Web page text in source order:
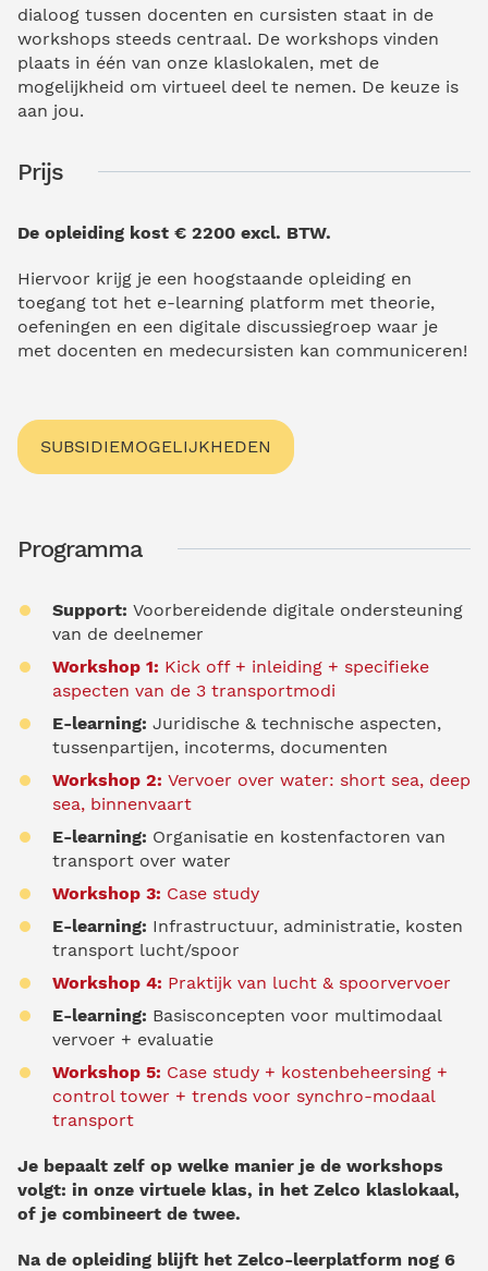
dialoog tussen docenten en cursisten staat in de
workshops steeds centraal. De workshops vinden
plaats in één van onze klaslokalen, met de
mogelijkheid om virtueel deel te nemen. De keuze is
aan jou.
Prijs
De opleiding kost € 2200 excl. BTW.
Hiervoor krijg je een hoogstaande opleiding en
toegang tot het e-learning platform met theorie,
oefeningen en een digitale discussiegroep waar je
met docenten en medecursisten kan communiceren!
SUBSIDIEMOGELIJKHEDEN
Programma
Support: Voorbereidende digitale ondersteuning
van de deelnemer
Workshop 1: Kick off + inleiding + specifieke
aspecten van de 3 transportmodi
E-learning: Juridische & technische aspecten,
tussenpartijen, incoterms, documenten
Workshop 2: Vervoer over water: short sea, deep
sea, binnenvaart
E-learning: Organisatie en kostenfactoren van
transport over water
Workshop 3: Case study
E-learning: Infrastructuur, administratie, kosten
transport lucht/spoor
Workshop 4: Praktijk van lucht & spoorvervoer
E-learning: Basisconcepten voor multimodaal
vervoer + evaluatie
Workshop 5: Case study + kostenbeheersing +
control tower + trends voor synchro-modaal
transport
Je bepaalt zelf op welke manier je de workshops
volgt: in onze virtuele klas, in het Zelco klaslokaal,
of je combineert de twee.
Na de opleiding blijft het Zelco-leerplatform nog 6